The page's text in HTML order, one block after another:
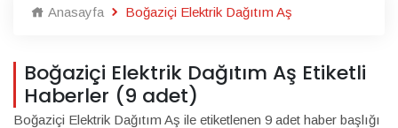
Anasayfa Boğaziçi Elektrik Dağıtım Aş
Boğaziçi Elektrik Dağıtım Aş Etiketli
Haberler (9 adet)
Boğaziçi Elektrik Dağıtım Aş ile etiketlenen 9 adet haber başlığı